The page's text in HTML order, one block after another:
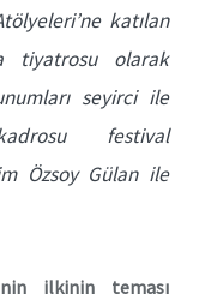
katılan
tiyatrosu olarak
seyirci ile
festival
Özsoy Gülan ile
ilkinin teması